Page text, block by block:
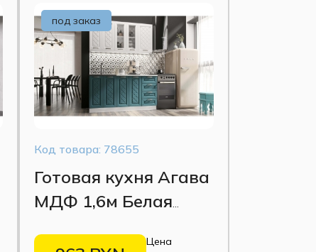
под заказ
Код товара: 78655
Готовая кухня Агава
МДФ 1,6м Белая
Цена